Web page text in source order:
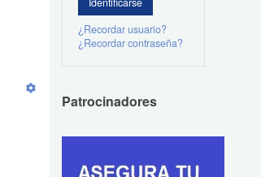
¿Recordar usuario?
¿Recordar contraseña?
Patrocinadores